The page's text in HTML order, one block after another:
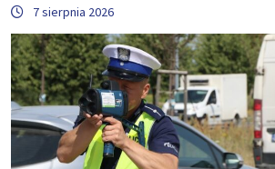
7 sierpnia 2026